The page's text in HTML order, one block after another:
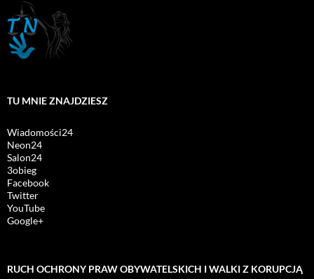
TU MNIE ZNAJDZIESZ
Wiadomości24
Neon24
Salon24
3obieg
Facebook
Twitter
YouTube
Google+
RUCH OCHRONY PRAW OBYWATELSKICH I WALKI Z KORUPCJĄ